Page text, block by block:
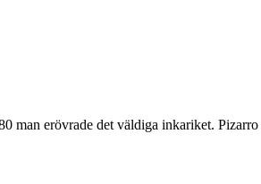
man erövrade det väldiga inkariket.